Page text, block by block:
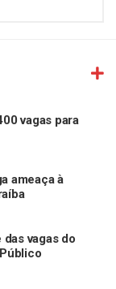
vagas para
ameaça à
vagas do